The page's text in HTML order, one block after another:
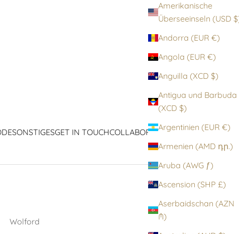
SONSTIGESGET IN TOUCHCOLLABORATIONENICONS
Amerikanische
Andorra (EUR €)
Angola (EUR €)
Anguilla (XCD $)
Antigua und Barbuda
(XCD $)
Argentinien (EUR €)
Armenien (AMD դր.)
Aruba (AWG ƒ)
Ascension (SHP £)
Aserbaidschan (AZN
₼)
Wolford